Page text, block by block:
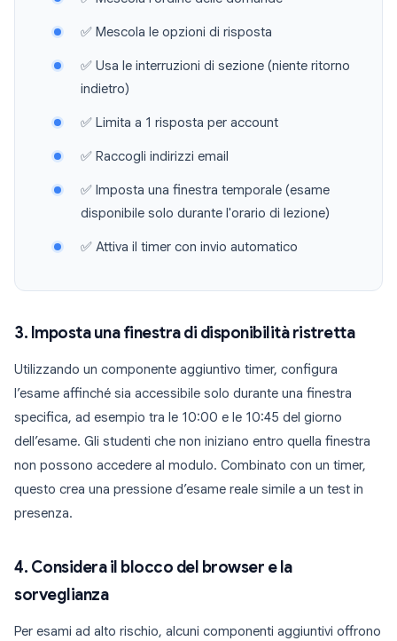
✅ Mescola le opzioni di risposta
✅ Usa le interruzioni di sezione (niente ritorno
indietro)
✅ Limita a 1 risposta per account
✅ Raccogli indirizzi email
✅ Imposta una finestra temporale (esame
disponibile solo durante l'orario di lezione)
✅ Attiva il timer con invio automatico
3. Imposta una finestra di disponibilità ristretta
Utilizzando un componente aggiuntivo timer, configura
l’esame affinché sia accessibile solo durante una finestra
specifica, ad esempio tra le 10:00 e le 10:45 del giorno
dell’esame. Gli studenti che non iniziano entro quella finestra
non possono accedere al modulo. Combinato con un timer,
questo crea una pressione d’esame reale simile a un test in
presenza.
4. Considera il blocco del browser e la
sorveglianza
Per esami ad alto rischio, alcuni componenti aggiuntivi offrono